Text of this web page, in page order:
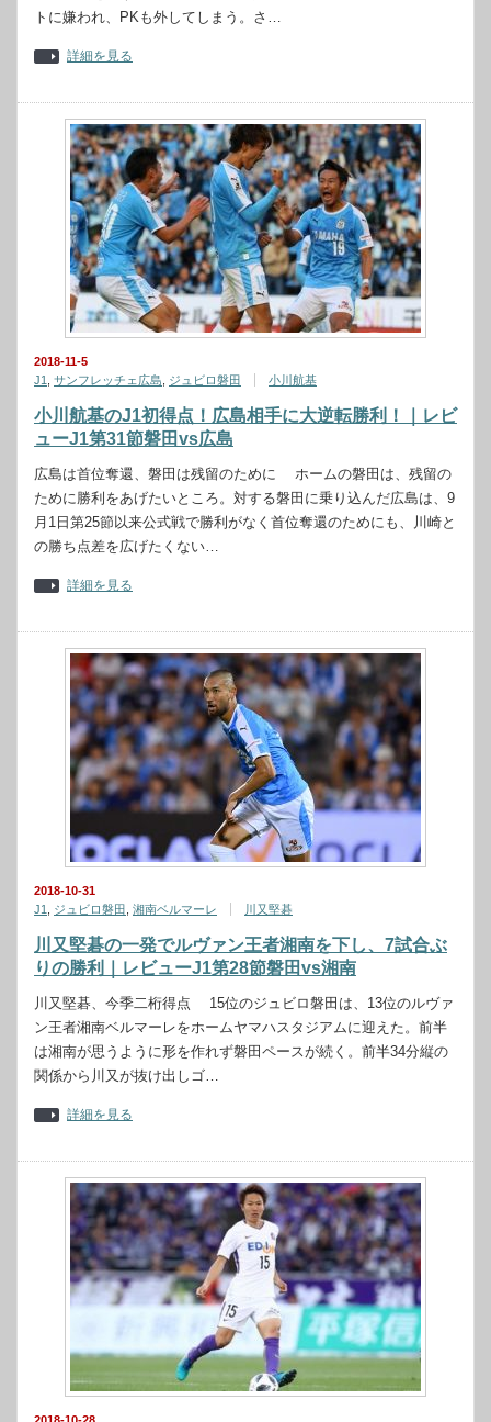
トに嫌われ、PKも外してしまう。さ…
詳細を見る
2018-11-5
J1
サンフレッチェ広島 ジュビロ磐田 小川航基
小川航基のJ1初得点！広島相手に大逆転勝利！｜レビ
ューJ1第31節磐田vs広島
広島は首位奪還、磐田は残留のために ホームの磐田は、残留の
ために勝利をあげたいところ。対する磐田に乗り込んだ広島は、9
月1日第25節以来公式戦で勝利がなく首位奪還のためにも、川崎と
の勝ち点差を広げたくない…
詳細を見る
2018-10-31
J1
ジュビロ磐田 湘南ベルマーレ 川又堅碁
川又堅碁の一発でルヴァン王者湘南を下し、7試合ぶ
りの勝利｜レビューJ1第28節磐田vs湘南
川又堅碁、今季二桁得点 15位のジュビロ磐田は、13位のルヴァ
ン王者湘南ベルマーレをホームヤマハスタジアムに迎えた。前半
は湘南が思うように形を作れず磐田ペースが続く。前半34分縦の
関係から川又が抜け出しゴ…
詳細を見る